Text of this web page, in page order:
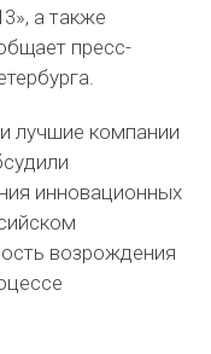
а также
пресс-
лучшие компании
инновационных
возрождения